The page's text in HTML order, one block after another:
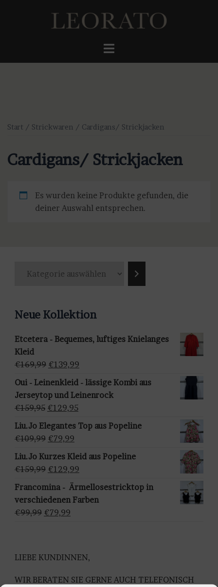
Menü
Start / Strickwaren / Cardigans/ Strickjacken
Cardigans/ Strickjacken
Es wurden keine Produkte gefunden, die
deiner Auswahl entsprechen.
g
r
i
e
a
u
s
l
e
n
Neue Kollektion
Etcetera - Bequemes, luftiges Knielanges
Kleid
€169,99 Ursprünglicher
Preis
€169,99
€139,99
Preis
ist:
Oui - Leinenkleid - lässige Kombi aus
Jerseytop und Leinenrock
€159,95 Ursprünglicher
war:
€159,95
€129,95Aktueller
Preis
ist:
Liu.Jo Elegantes Top aus Popeline
€109,99 Ursprünglicher
€109,99
€79,99
Preis
€79,99.
Liu.Jo Kurzes Kleid aus Popeline
€159,99 Ursprünglicher
Preis
war:
€129,99
Preis
ist:
Francomina - Ärmellosestricktop in
verschiedenen Farben
€99,99 Ursprünglicher
€79,99
LIEBE KUNDINNEN,
WIR BERATEN SIE GERNE AUCH TELEFONISCH